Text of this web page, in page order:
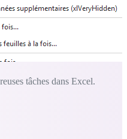
tâches dans Excel.